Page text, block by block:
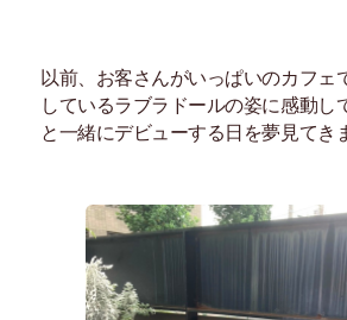
以前、お客さんがいっぱいのカフェ
しているラブラドールの姿に感動し
と一緒にデビューする日を夢見てき